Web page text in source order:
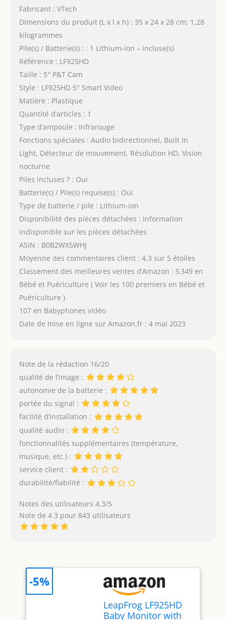
Fabricant : VTech
Dimensions du produit (L x l x h) : 35 x 24 x 28 cm; 1,28
kilogrammes
Pile(s) / Batterie(s) : : 1 Lithium-ion – incluse(s)
Référence : LF925HD
Taille : 5″ P&T Cam
Style : LF925HD 5″ Smart Video
Matière : Plastique
Quantité d’articles : 1
Type d’ampoule : Infrarouge
Fonctions spéciales : Audio bidirectionnel, Built In
Light, Détecteur de mouvement, Résolution HD, Vision
nocturne
Piles incluses ? : Oui
Batterie(s) / Pile(s) requise(s) : Oui
Type de batterie / pile : Lithium-ion
Disponibilité des pièces détachées : Information
indisponible sur les pièces détachées
ASIN : B0B2WX5WHJ
Moyenne des commentaires client : 4,3 sur 5 étoiles
Classement des meilleures ventes d’Amazon : 5 349 en
Bébé et Puériculture ( Voir les 100 premiers en Bébé et
Puériculture )
107 en Babyphones vidéo
Date de mise en ligne sur Amazon.fr : 4 mai 2023
Note de la rédaction 16/20
qualité de l’image :
autonomie de la batterie :
portée du signal :
facilité d’installation :
qualité audio :
fonctionnalités supplémentaires (température,
musique, etc.) :
service client :
durabilité/fiabilité :
Notes des utilisateurs 4.3/5
Note de 4.3 pour 843 utilisateurs
LeapFrog LF925HD
Baby Monitor with
-5%